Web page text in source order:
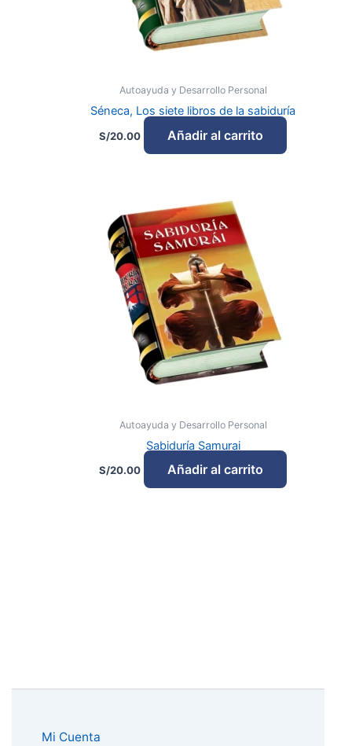
Autoayuda y Desarrollo Personal
Séneca, Los siete libros de la sabiduría
S/20.00 Añadir al carrito
Autoayuda y Desarrollo Personal
Sabiduría Samurai
S/20.00 Añadir al carrito
Mi Cuenta